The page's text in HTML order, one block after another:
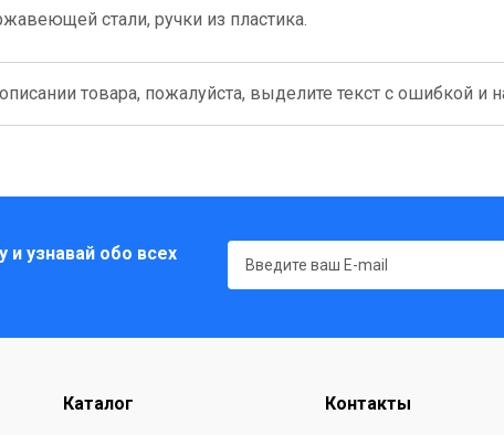
стали, ручки из пластика.
товара, пожалуйста, выделите текст с ошибкой и
и узнавай обо всех
Каталог Контакты